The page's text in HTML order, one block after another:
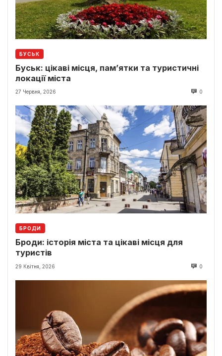
БУСЬК
Буськ: цікаві місця, пам’ятки та туристичні
локації міста
27 Червня, 2026 0
БРОДИ
Броди: історія міста та цікаві місця для
туристів
29 Квітня, 2026 0